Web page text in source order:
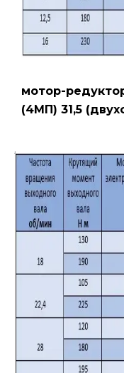
мотор-
(4МП) 31,5